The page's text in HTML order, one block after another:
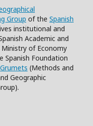
Group of the Spanish
institutional and
Academic and
of Economy
Spanish Foundation
Grumets (Methods and
Geographic